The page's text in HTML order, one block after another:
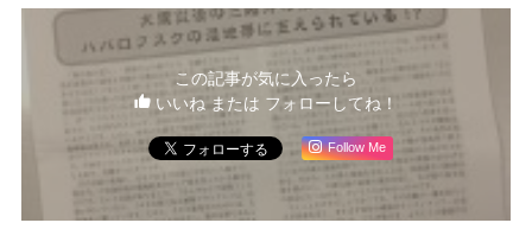
この記事が気に入ったら
いいね または フォローしてね！
Follow Me